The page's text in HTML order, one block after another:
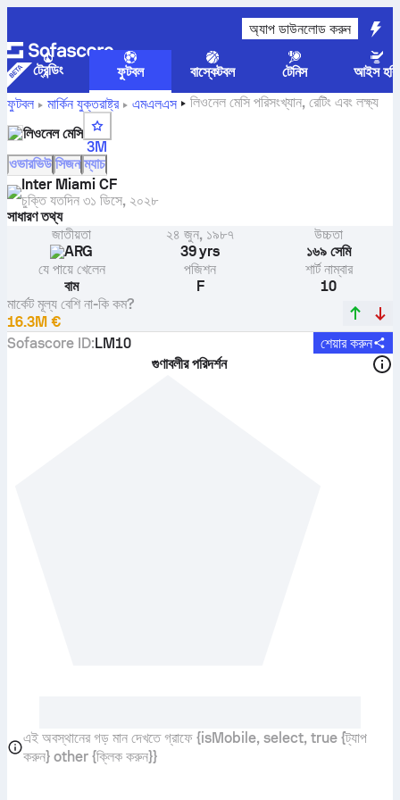
অ্যাপ ডাউনলোড করুন
ট্রেন্ডিং ফুটবল বাস্কেটবল টেনিস
আইস হকি
ফুটবল
মার্কিন যুক্তরাষ্ট্র এমএলএস
লিওনেল মেসি পরিসংখ্যান, রেটিং এবং লক্ষ্য
লিওনেল মেসি
3M
ওভারভিউ সিজন ম্যাচ
Inter Miami CF
চুক্তি যতদিন ৩১ ডিসে, ২০২৮
সাধারণ তথ্য
জাতীয়তা
ARG
২৪ জুন, ১৯৮৭
39 yrs
উচ্চতা
১৬৯ সেমি
যে পায়ে খেলেন
বাম
পজিশন
F
শার্ট নাম্বার
10
মার্কেট মূল্য বেশি না-কি কম?
16.3M €
Sofascore ID:LM10
শেয়ার করুন
গুণাবলীর পরিদর্শন
এই অবস্থানের গড় মান দেখতে গ্রাফে {isMobile, select, true {ট্যাপ
করুন} other {ক্লিক করুন}}